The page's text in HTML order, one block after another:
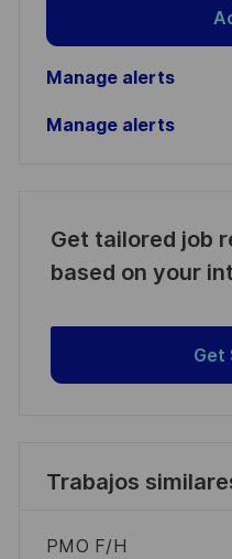
Manage alerts
Manage alerts
Get tailored job
based on your
Get
Trabajos
PMO F/H